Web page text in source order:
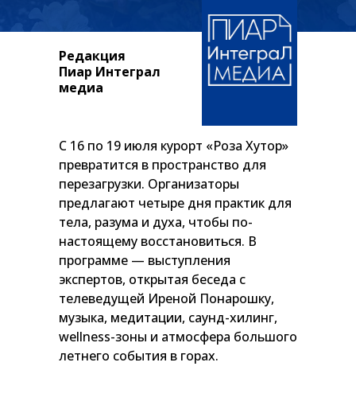
С 16 по 19 июля курорт «Роза Хутор»
превратится в пространство для
перезагрузки. Организаторы
предлагают четыре дня практик для
тела, разума и духа, чтобы по-
настоящему восстановиться. В
программе — выступления
экспертов, открытая беседа с
телеведущей Иреной Понарошку,
музыка, медитации, саунд-хилинг,
wellness-зоны и атмосфера большого
летнего события в горах.
Редакция
Пиар Интеграл
медиа